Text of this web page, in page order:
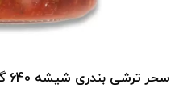
سحر ترشی بندری شیشه 640 گرم